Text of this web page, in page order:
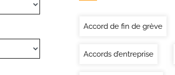
Accord de fin de grève
Accords d’entreprise